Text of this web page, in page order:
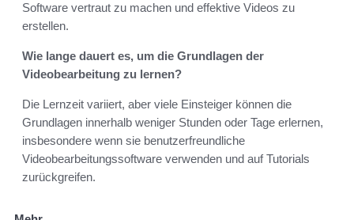
Software vertraut zu machen und effektive Videos zu
erstellen.
Wie lange dauert es, um die Grundlagen der
Videobearbeitung zu lernen?
Die Lernzeit variiert, aber viele Einsteiger können die
Grundlagen innerhalb weniger Stunden oder Tage erlernen,
insbesondere wenn sie benutzerfreundliche
Videobearbeitungssoftware verwenden und auf Tutorials
zurückgreifen.